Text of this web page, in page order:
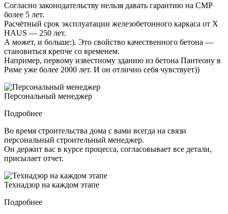
Согласно законодательству нельзя давать гарантию на СМР
более 5 лет.
Расчётный срок эксплуатации железобетонного каркаса от X
HAUS — 250 лет.
А может, и больше:). Это свойство качественного бетона —
становиться крепче со временем.
Например, первому известному зданию из бетона Пантеону в
Риме уже более 2000 лет. И он отлично себя чувствует))
Персональный менеджер
Подробнее
Во время строительства дома с вами всегда на связи
персональный строительный менеджер.
Он держит вас в курсе процесса, согласовывает все детали,
присылает отчет.
Технадзор на каждом этапе
Подробнее